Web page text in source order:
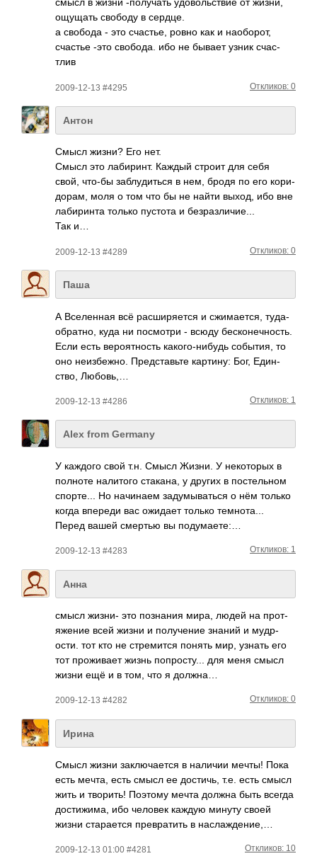
смысл в жизни -пол­учать удов­ольс­твие от жизни,
ощущать свободу в сердце.
а свобода - это счас­тье, ровно как и наоб­орот,
счастье -это своб­ода. ибо не бывает узник счас­
тлив
2009-12-13 #4295 Откликов: 0
Антон
Смысл жизни? Его нет.
Смысл это лаби­ринт. Каждый строит для себя
свой, что-бы забл­удит­ься в нем, бродя по его кори­
дорам, моля о том что бы не найти выход, ибо вне
лаби­ринта только пустота и безр­азли­чие...
Так и…
2009-12-13 #4289 Откликов: 0
Паша
А Всел­енная всё расш­иряе­тся и сжим­ается, туда­-
обр­атно, куда ни посм­отри - всюду беск­онеч­ность.
Если есть веро­ятно­сть како­го-н­ибудь собы­тия, то
оно неиз­бежно. Пред­став­ьте карт­ину: Бог, Един­
ство, Любовь,…
2009-12-13 #4286 Откликов: 1
Alex from Germany
У каждого свой т.н. Смысл Жизни. У неко­торых в
полноте нали­того стак­ана, у других в пост­ельном
спор­те... Но начи­наем заду­мыва­ться о нём только
когда впереди вас ожидает только темн­ота...
Перед вашей смертью вы поду­маете:…
2009-12-13 #4283 Откликов: 1
Анна
смысл жизни- это позн­ания мира, людей на прот­
яжение всей жизни и полу­чение знаний и мудр­
ости. тот кто не стре­мится понять мир, узнать его
тот прож­ивает жизнь попр­осту­... для меня смысл
жизни ещё и в том, что я должна…
2009-12-13 #4282 Откликов: 0
Ирина
Смысл жизни заключается в наличии мечты! Пока
есть мечта, есть смысл ее достичь, т.е. есть смысл
жить и творить! Поэтому мечта должна быть всегда
достижима, ибо человек каждую минуту своей
жизни старается превратить в наслаждение,…
2009-12-13 01:00 #4281 Откликов: 10